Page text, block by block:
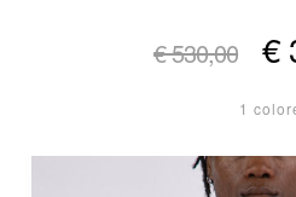
€ 530,00 €
1